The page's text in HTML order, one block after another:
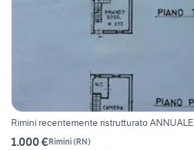
Rimini recentemente ristrutturato ANNUALE
1.000 €Rimini(RN)